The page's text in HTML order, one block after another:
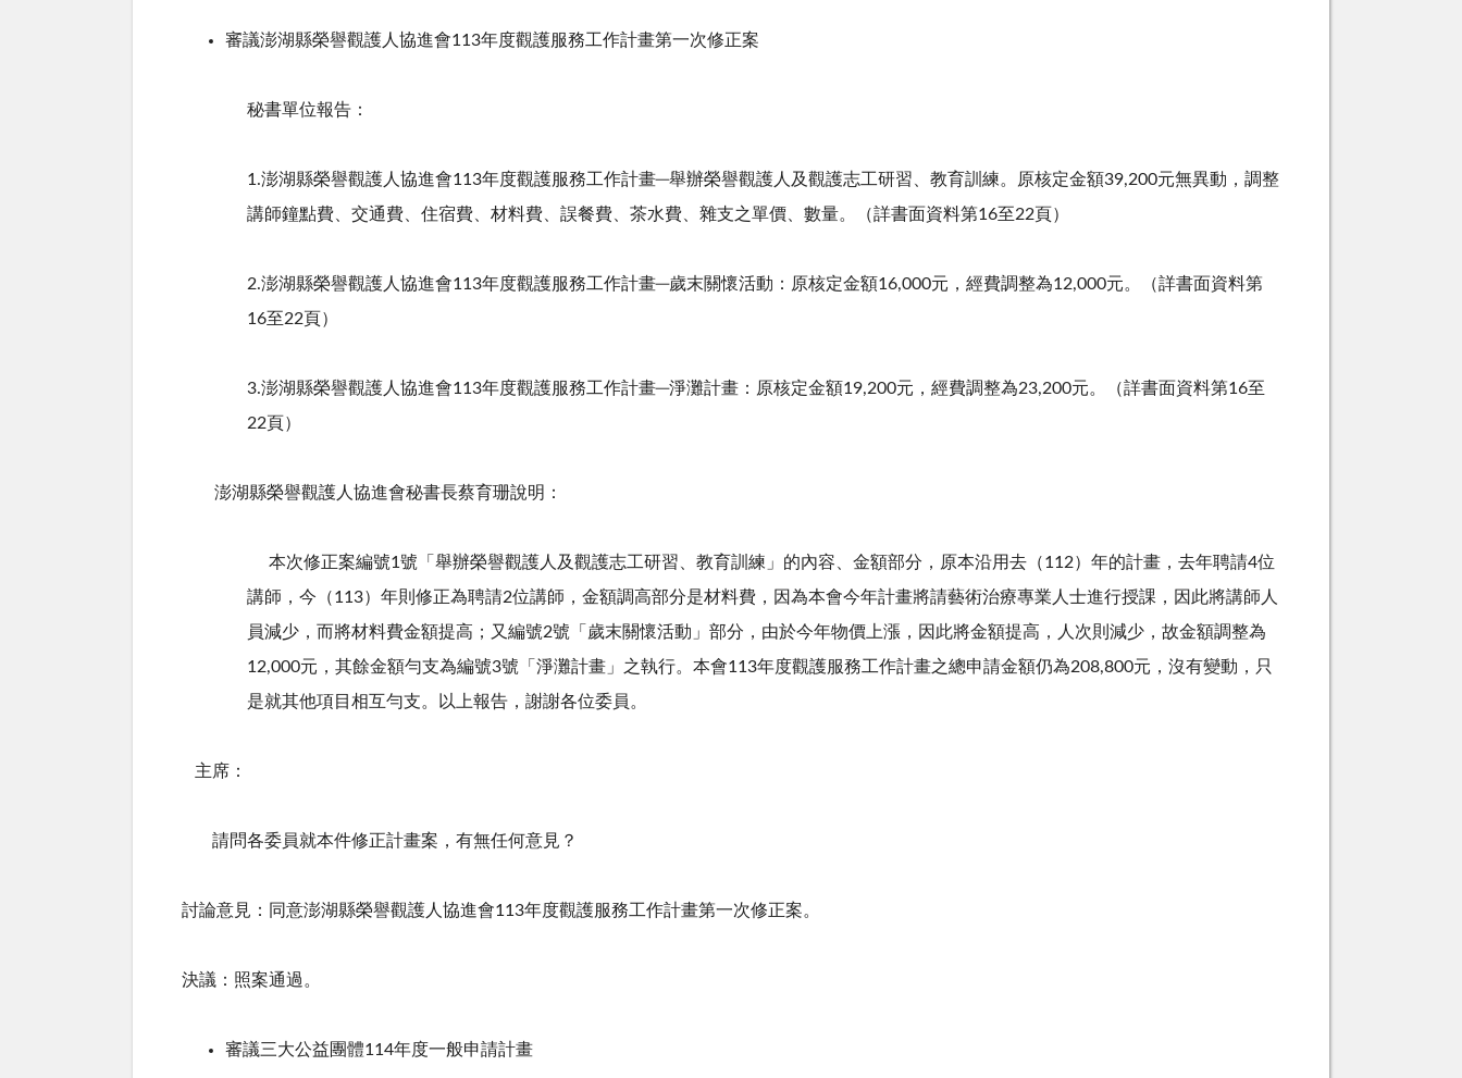
審議澎湖縣榮譽觀護人協進會113年度觀護服務工作計畫第一次修正案
秘書單位報告：
1.澎湖縣榮譽觀護人協進會113年度觀護服務工作計畫─舉辦榮譽觀護人及觀護志工研習、教育訓練。原核定金額39,200元無異動，調整
講師鐘點費、交通費、住宿費、材料費、誤餐費、茶水費、雜支之單價、數量。（詳書面資料第16至22頁）
2.澎湖縣榮譽觀護人協進會113年度觀護服務工作計畫─歲末關懷活動：原核定金額16,000元，經費調整為12,000元。（詳書面資料第
16至22頁）
3.澎湖縣榮譽觀護人協進會113年度觀護服務工作計畫─淨灘計畫：原核定金額19,200元，經費調整為23,200元。（詳書面資料第16至
22頁）
澎湖縣榮譽觀護人協進會秘書長蔡育珊說明：
本次修正案編號1號「舉辦榮譽觀護人及觀護志工研習、教育訓練」的內容、金額部分，原本沿用去（112）年的計畫，去年聘請4位
講師，今（113）年則修正為聘請2位講師，金額調高部分是材料費，因為本會今年計畫將請藝術治療專業人士進行授課，因此將講師人
員減少，而將材料費金額提高；又編號2號「歲末關懷活動」部分，由於今年物價上漲，因此將金額提高，人次則減少，故金額調整為
12,000元，其餘金額勻支為編號3號「淨灘計畫」之執行。本會113年度觀護服務工作計畫之總申請金額仍為208,800元，沒有變動，只
是就其他項目相互勻支。以上報告，謝謝各位委員。
主席：
請問各委員就本件修正計畫案，有無任何意見？
討論意見：同意澎湖縣榮譽觀護人協進會113年度觀護服務工作計畫第一次修正案。
決議：照案通過。
審議三大公益團體114年度一般申請計畫